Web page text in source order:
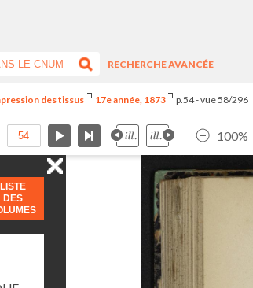
RECHERCHE AVANCÉE
des tissus 17e année, 1873 p.54 - vue 58/296
100%
LISTE
DES